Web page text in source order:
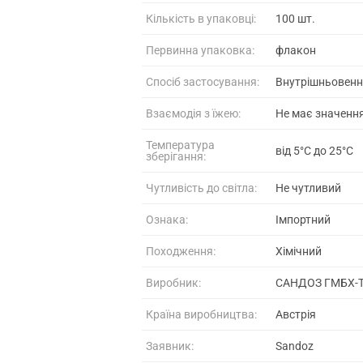
Кількість в упаковці: 100 шт.
Первинна упаковка: флакон
Спосіб застосування:
Взаємодія з їжею: Не має
Температура
зберігання:
від 5°C до 25°C
Чутливість до світла: Не чутливий
Ознака: Імпортний
Походження: Хімічний
Виробник: САНДОЗ ГМБХ-
Країна виробництва: Австрія
Заявник: Sandoz